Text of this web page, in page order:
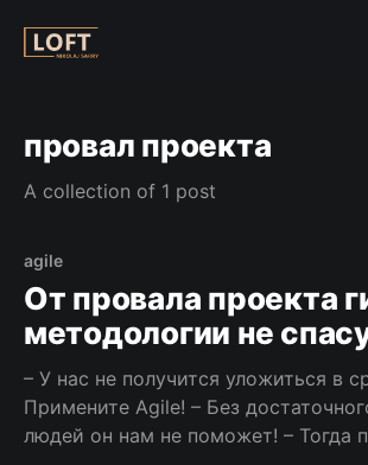
провал проекта
A collection of 1 post
agile
От провала проекта
методологии не
– У нас не получится уложиться в
Примените Agile! – Без
людей он нам не поможет! – Тогда